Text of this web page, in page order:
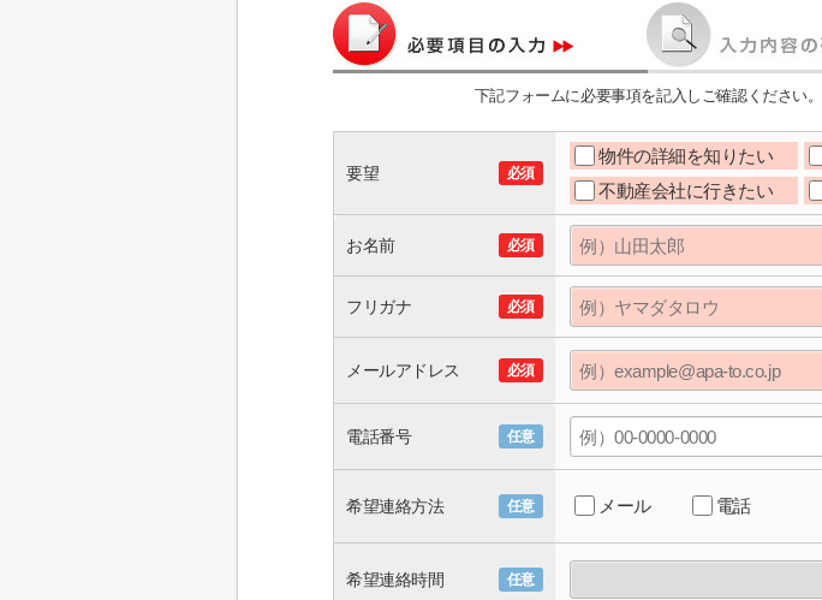
下記フォームに必要事項を記入しご確認ください
要望 必須
物件の詳細を知りたい
不動産会社に行きたい
お名前 必須
フリガナ 必須
メールアドレス 必須
電話番号 任意
希望連絡方法 任意 メール 電話
希望連絡時間 任意